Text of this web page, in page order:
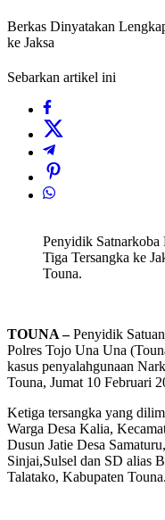
Berkas Dinyatakan
ke Jaksa
Sebarkan artikel ini
Penyidik Satnarkoba
Tiga Tersangka ke
Touna.
TOUNA –Penyidik
Polres Tojo Una Una
kasus penyalahgunaan
Touna, Jumat 10 Februari
Ketiga tersangka yang
Warga Desa Kalia,
Dusun Jatie Desa
Sinjai,Sulsel dan SD alias
Talatako, Kabupaten Touna.